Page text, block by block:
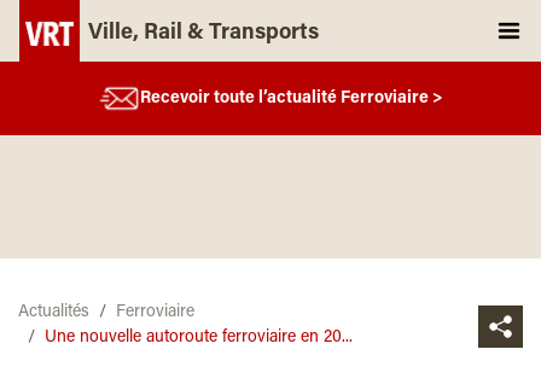
Ville, Rail & Transports
Recevoir toute l’actualité Ferroviaire >
Actualités
Ferroviaire
Une nouvelle autoroute ferroviaire en 20...